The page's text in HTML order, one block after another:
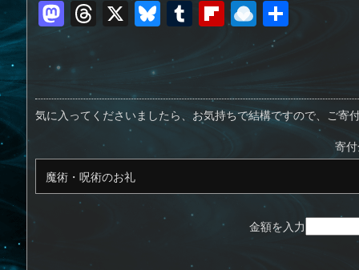
M
a
st
o
d
n
T
re
a
d
s
X Bl
e
sk
y
T
bl
r
Fl
b
o
ar
R
ai
n
d
ro
io
気に入ってくださいましたら、お気持ちで結構ですので、ご寄
寄
金額を入力